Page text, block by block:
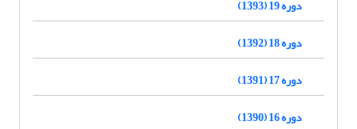
دوره 19 (1393)
دوره 18 (1392)
دوره 17 (1391)
دوره 16 (1390)